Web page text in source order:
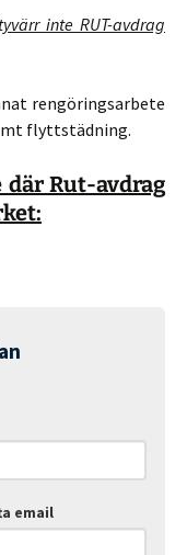
inte RUT-avdrag
rengöringsarbete
flyttstädning.
där Rut-avdrag
email